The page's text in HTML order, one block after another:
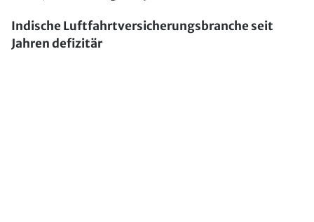
Indische Luftfahrtversicherungsbranche seit
Jahren defizitär